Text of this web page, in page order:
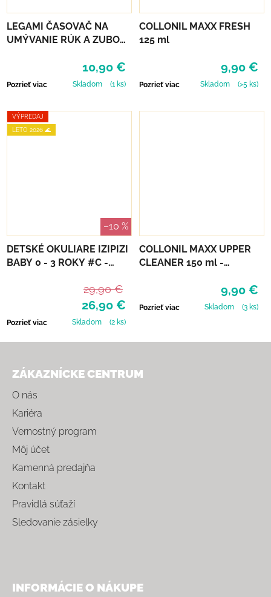
LEGAMI ČASOVAČ NA
UMÝVANIE RÚK A ZUBOV
10,90 €
Pozrieť viac Skladom (1 ks)
COLLONIL MAXX FRESH
125 ml
9,90 €
Pozrieť viac Skladom (>5 ks)
VÝPREDAJ
LETO 2026 🌊
–10 %
DETSKÉ OKULIARE IZIPIZI
BABY 0 - 3 ROKY #C -
26,90 €
29,90 €
Pozrieť viac Skladom (2 ks)
COLLONIL MAXX UPPER
CLEANER 150 ml -
9,90 €
Pozrieť viac Skladom (3 ks)
ZÁKAZNÍCKE CENTRUM
O nás
Kariéra
Vernostný program
Môj účet
Kamenná predajňa
Kontakt
Pravidlá súťaží
Sledovanie zásielky
INFORMÁCIE O NÁKUPE